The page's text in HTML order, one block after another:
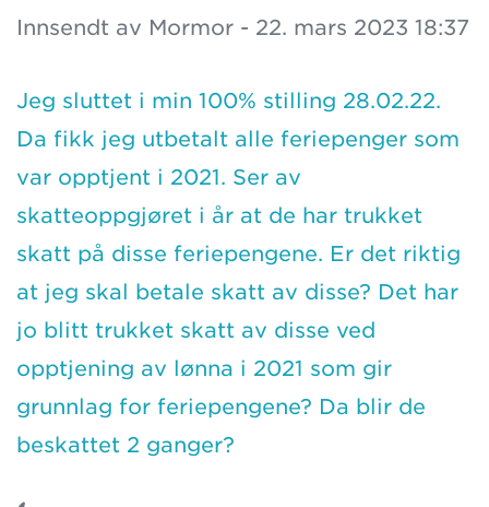
Innsendt av Mormor - 22. mars 2023 18:37
Jeg sluttet i min 100% stilling 28.02.22.
Da fikk jeg utbetalt alle feriepenger som
var opptjent i 2021. Ser av
skatteoppgjøret i år at de har trukket
skatt på disse feriepengene. Er det riktig
at jeg skal betale skatt av disse? Det har
jo blitt trukket skatt av disse ved
opptjening av lønna i 2021 som gir
grunnlag for feriepengene? Da blir de
beskattet 2 ganger?